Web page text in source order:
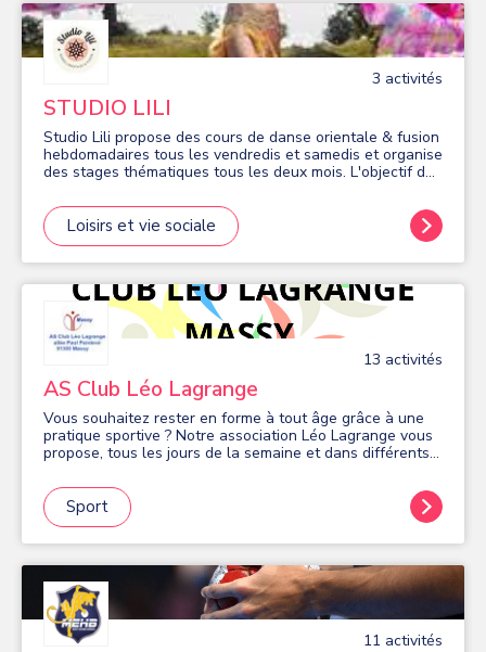
3 activités
STUDIO LILI
Studio Lili propose des cours de danse orientale & fusion
hebdomadaires tous les vendredis et samedis et organise
des stages thématiques tous les deux mois. L'objectif des
bienveillant en proposant une pédagogie personnalisée.
L'association est ouverte à tout le monde (y compris les
enfants à partir de 9 ans) c'est-à-dire pour toutes les
morphologies, tous les genres et tous les sexes.
la professeure est regardante sur la qualité des cours de
danse dans lesquels on y travaille la posture, la féminité,
la fluidité et l'attitude scénique.
Loisirs et vie sociale
13 activités
AS Club Léo Lagrange
Vous souhaitez rester en forme à tout âge grâce à une
pratique sportive ? Notre association Léo Lagrange vous
propose, tous les jours de la semaine et dans différents
salle: gym douce et d'entretien, Fitness, Pilates,
renforcement musculaire, stretching, relaxation détente.
En extérieur: marche nordique, randonnées, gym plein air,
marche active, bungy pump. Venez nous rejoindre, vous
par des animateurs professionnels et expérimentés.
Organisation de mini-stages en cours d'année.
Sport
11 activités